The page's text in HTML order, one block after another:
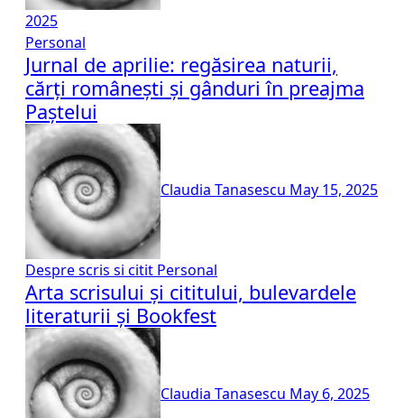
2025
Personal
Jurnal de aprilie: regăsirea naturii,
cărți românești și gânduri în preajma
Paștelui
Claudia Tanasescu May 15, 2025
Despre scris si citit Personal
Arta scrisului și cititului, bulevardele
literaturii și Bookfest
Claudia Tanasescu May 6, 2025